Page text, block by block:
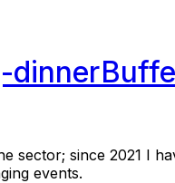
dinner
sector; since 2021 I
events.